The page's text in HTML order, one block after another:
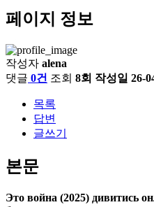
페이지 정보
작성자 alena
댓글 0건 조회 8회 작성일 26-
목록
답변
글쓰기
본문
Это война (2025) дивитись